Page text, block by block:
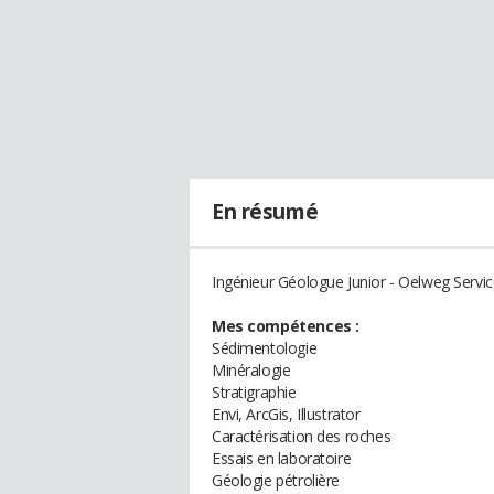
En résumé
Ingénieur Géologue Junior - Oelweg
Mes compétences :
Sédimentologie
Minéralogie
Stratigraphie
Envi, ArcGis, Illustrator
Caractérisation des roches
Essais en laboratoire
Géologie pétrolière